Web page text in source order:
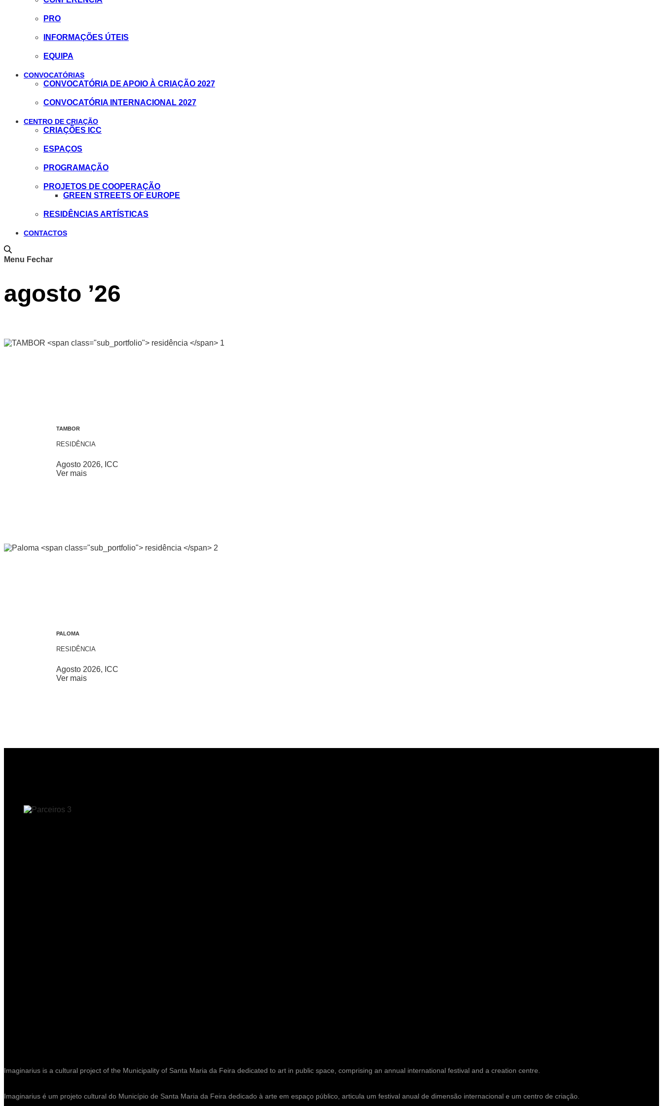
PRO
INFORMAÇÕES ÚTEIS
EQUIPA
CONVOCATÓRIAS
CONVOCATÓRIA DE APOIO À CRIAÇÃO 2027
CONVOCATÓRIA INTERNACIONAL 2027
CENTRO DE CRIAÇÃO
CRIAÇÕES ICC
ESPAÇOS
PROGRAMAÇÃO
PROJETOS DE COOPERAÇÃO
GREEN STREETS OF EUROPE
RESIDÊNCIAS ARTÍSTICAS
CONTACTOS
Menu Fechar
agosto ’26
TAMBOR
RESIDÊNCIA
Agosto 2026, ICC
Ver mais
PALOMA
RESIDÊNCIA
Agosto 2026, ICC
Ver mais
Imaginarius is a cultural project of the Municipality of Santa Maria da Feira dedicated to art in public space, comprising an annual international festival and a creation centre.
Imaginarius é um projeto cultural do Município de Santa Maria da Feira dedicado à arte em espaço público, articula um festival anual de dimensão internacional e um centro de criação.